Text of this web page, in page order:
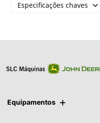
Especificações chaves
Equipamentos